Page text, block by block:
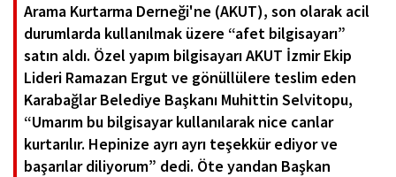
Arama Kurtarma Derneği'ne (AKUT), son olarak acil
durumlarda kullanılmak üzere “afet bilgisayarı”
satın aldı. Özel yapım bilgisayarı AKUT İzmir Ekip
Lideri Ramazan Ergut ve gönüllülere teslim eden
Karabağlar Belediye Başkanı Muhittin Selvitopu,
“Umarım bu bilgisayar kullanılarak nice canlar
kurtarılır. Hepinize ayrı ayrı teşekkür ediyor ve
başarılar diliyorum” dedi. Öte yandan Başkan